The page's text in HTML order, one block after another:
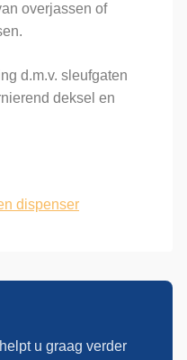
overjassen of
d.m.v. sleufgaten
deksel en
dispenser
u graag verder